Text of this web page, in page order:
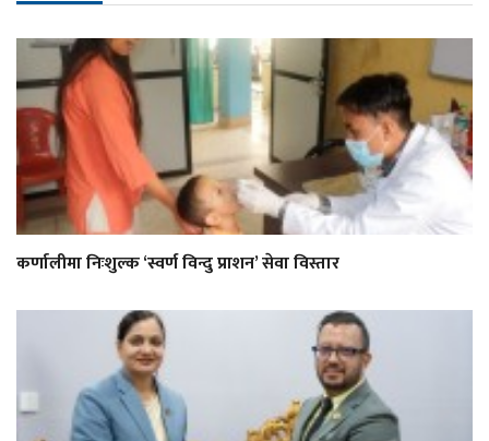
कर्णालीमा निःशुल्क ‘स्वर्ण विन्दु प्राशन’ सेवा विस्तार